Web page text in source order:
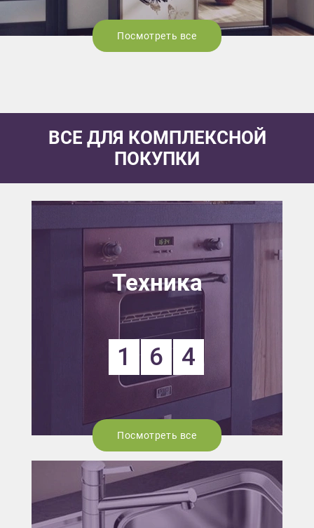
Посмотреть все
ВСЕ ДЛЯ КОМПЛЕКСНОЙ
ПОКУПКИ
Техника
1 6 4
Посмотреть все